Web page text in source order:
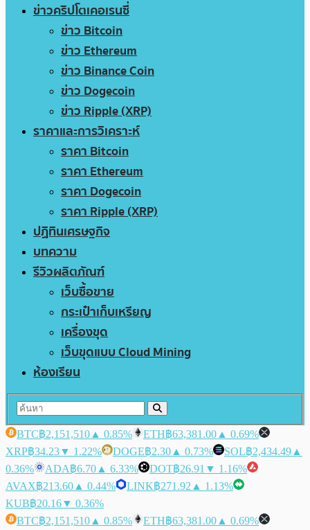
ข่าวคริปโตเคอเรนซี่
ข่าว Bitcoin
ข่าว Ethereum
ข่าว Binance Coin
ข่าว Dogecoin
ข่าว Ripple (XRP)
ราคาและการวิเคราะห์
ราคา Bitcoin
ราคา Ethereum
ราคา Dogecoin
ราคา Ripple (XRP)
ปฏิทินเศรษฐกิจ
บทความ
รีวิวผลิตภัณฑ์
เว็บซื้อขาย
กระเป๋าเก็บเหรียญ
เครื่องขุด
เว็บขุดแบบ Cloud Mining
ห้องเรียน
BTC฿2,151,510 ▲ 0.85% ETH฿63,381.00 ▲ 0.69%
XRP฿34.23▼ 1.22% DOGE฿2.30 ▲ 0.73% SOL฿2,434.49 ▲
0.36%
ADA฿6.70 ▲ 6.33% DOT฿26.91 ▼ 1.16%
AVAX฿213.60 ▲ 0.44% LINK฿271.92 ▲ 1.13%
KUB฿20.16▼ 0.36%
BTC฿2,151,510 ▲ 0.85% ETH฿63,381.00 ▲ 0.69%